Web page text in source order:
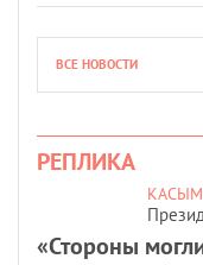
ВСЕ НОВОСТИ
РЕПЛИКА
«Стороны